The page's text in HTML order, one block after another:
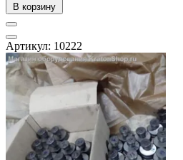
В корзину
Артикул: 10222